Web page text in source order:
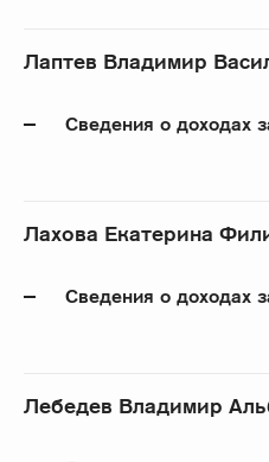
Лаптев Владимир
Сведения о доходах
Лахова Екатерина
Сведения о доходах
Лебедев Владимир